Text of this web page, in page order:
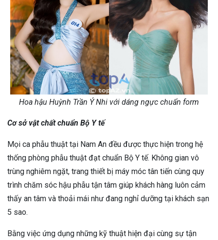
Hoa hậu Huỳnh Trần Ý Nhi với dáng ngực chuẩn form
Cơ sở vật chất chuẩn Bộ Y tế
Mọi ca phẫu thuật tại Nam An đều được thực hiện trong hệ
thống phòng phẫu thuật đạt chuẩn Bộ Y tế. Không gian vô
trùng nghiêm ngặt, trang thiết bị máy móc tân tiến cùng quy
trình chăm sóc hậu phẫu tận tâm giúp khách hàng luôn cảm
thấy an tâm và thoải mái như đang nghỉ dưỡng tại khách sạn
5 sao.
Bằng việc ứng dụng những kỹ thuật hiện đại cùng sự tận